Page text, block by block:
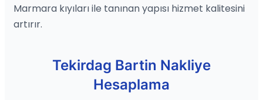
Marmara kıyıları ile tanınan yapısı hizmet kalitesini
artırır.
Tekirdag Bartin Nakliye
Hesaplama